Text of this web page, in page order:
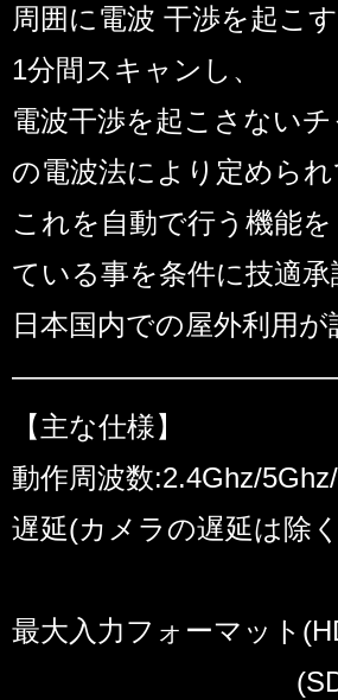
周囲に電波 干渉を起こ
1分間スキャンし、
電波干渉を起こさない
の電波法により定められ
これを自動で行う機能
ている事を条件に技適承
日本国内での屋外利用
【主な仕様】
動作周波数:2.4Ghz/
遅延(カメラの遅延は除
35ms
最大入力フォーマット